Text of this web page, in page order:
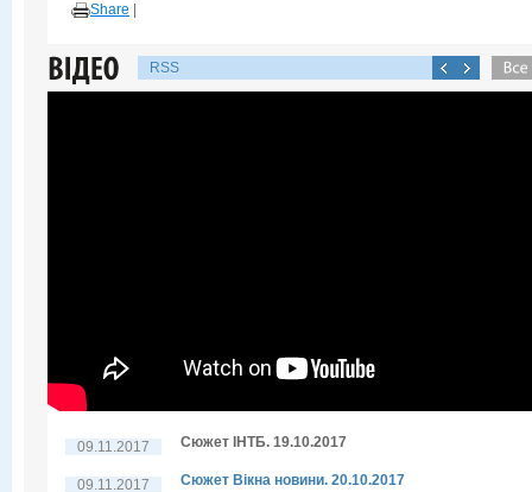
Share
RSS
09.11.2017 Сюжет ІНТБ. 19.10.2017
09.11.2017 Сюжет Вікна новини. 20.10.2017